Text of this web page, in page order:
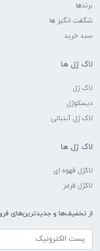
برندها
شگفت انگیز ها
سبد خرید
لاک ژل ها
لاک ژل
دیسکوژل
لاک ژل آبنباتی
لاک ژل ها
لاکژل قهوه ای
لاکژل قرمز
از تخفیف‌ها و جدیدترین‌های